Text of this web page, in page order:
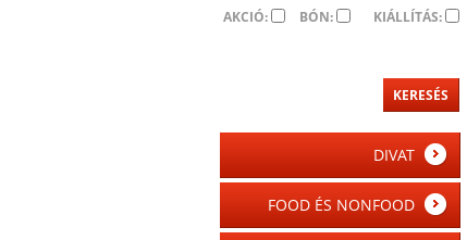
AKCIÓ: BÓN: KIÁLLÍTÁS:
DIVAT
FOOD ÉS NONFOOD